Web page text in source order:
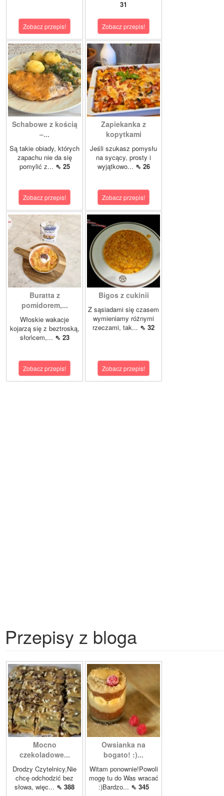
Zobacz przepis!
31
Zobacz przepis!
Schabowe z kością
–...
Są takie obiady, których
zapachu nie da się
pomylić z... ⇖ 25
Zobacz przepis!
Zapiekanka z
kopytkami
Jeśli szukasz pomysłu
na sycący, prosty i
wyjątkowo... ⇖ 26
Zobacz przepis!
Buratta z
pomidorem,...
Włoskie wakacje
kojarzą się z beztroską,
słońcem,... ⇖ 23
Zobacz przepis!
Bigos z cukinii
Z sąsiadami się czasem
wymieniamy różnymi
rzeczami, tak... ⇖ 32
Zobacz przepis!
Przepisy z bloga
Mocno
czekoladowe...
Drodzy Czytelnicy,Nie
chcę odchodzić bez
słowa, więc... ⇖ 388
Owsianka na
bogato! :)...
Witam ponownie!Powoli
mogę tu do Was wracać
:)Bardzo... ⇖ 345